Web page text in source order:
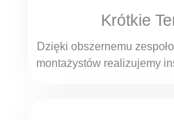
Krótkie
Dzięki obszernemu
montażystów realizujemy